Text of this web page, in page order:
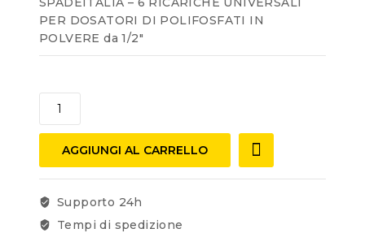
PER DOSATORI DI POLIFOSFATI IN
POLVERE da 1/2″
AGGIUNGI AL CARRELLO
Supporto 24h
Tempi di spedizione